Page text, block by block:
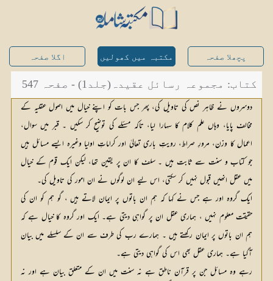
پچھلا صفحہ مکتبہ میں کھولیں اگلا صفحہ
کتاب: مجموعہ رسائل عقیدہ(جلد1) - صفحہ 547
دوسروں نے ظاہر نص کی تاویل کی، پھر جس بات کو اپنے خیال میں اصول عقلیہ کے
مخالف پایا، وہاں علم کلام کا سہارا لیا، تاکہ مسئلے کی توضیح کر سکیں ۔ قبر میں سوال،
اعمال کا وزن، مرورِ صراط، رویتِ باری تعالیٰ اور کراماتِ اولیا وغیرہ ایسے مسائل ہیں
جو کتاب و سنت سے ثابت ہیں ۔ سلف کا ان پر یقین تھا، لیکن ایک قوم کے خیال
میں عقل انھیں قبول نہیں کر سکتی، اس لیے ان لوگوں نے ان امور کی تاویل کی۔
ایک گروہ اور ہے جس نے کہا کہ ہم ان باتوں پر ایمان لاتے ہیں ، گو ہم کو ان کی
حقیقت معلوم نہیں ، ہماری عقل ان پر گواہی دیتی ہے۔ ایک اور گروہ کا خیال ہے کہ
ہم ان باتوں پر ایمان رکھتے ہیں ۔ ہمارے رب کی طرف سے ان کے سلسلے میں بیان
آگیا ہے۔ ہماری عقل بھی اس کی گواہی دیتی ہے۔
رہے وہ مسائل جن پر قرآن ناطق ہے نہ سنت میں ان کے متعلق بیان ہے اور نہ